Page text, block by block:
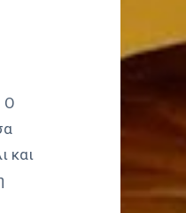
Ο
και